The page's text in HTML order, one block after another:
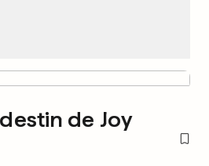
de Joy